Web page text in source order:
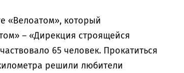
«Велоатом», который
– «Дирекция строящейся
65 человек. Прокатиться
решили любители